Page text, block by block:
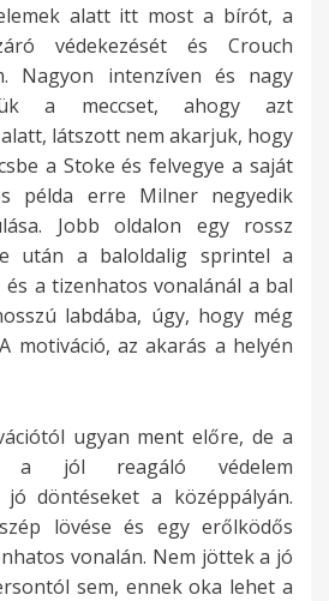
alatt itt most a bírót, a
védekezését és Crouch
Nagyon intenzíven és nagy
a meccset, ahogy azt
látszott nem akarjuk, hogy
a Stoke és felvegye a saját
példa erre Milner negyedik
Jobb oldalon egy rossz
után a baloldalig sprintel a
és a tizenhatos vonalánál a bal
labdába, úgy, hogy még
motiváció, az akarás a helyén
ugyan ment előre, de a
a jól reagáló védelem
jó döntéseket a középpályán.
lövése és egy erőlködős
vonalán. Nem jöttek a jó
sem, ennek oka lehet a